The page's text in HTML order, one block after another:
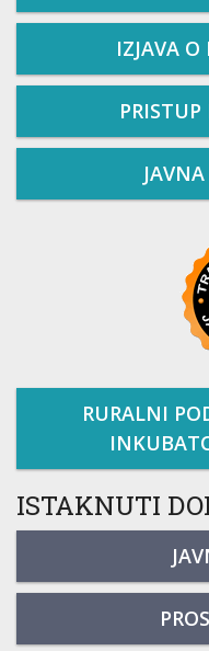
IZJAVA O
RURALNI
ISTAKNUTI